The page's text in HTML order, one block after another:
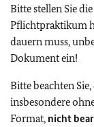
Bitte stellen Sie die
Pflichtpraktikum
dauern muss,
Dokument ein!
Bitte beachten
insbesondere
Format, nicht